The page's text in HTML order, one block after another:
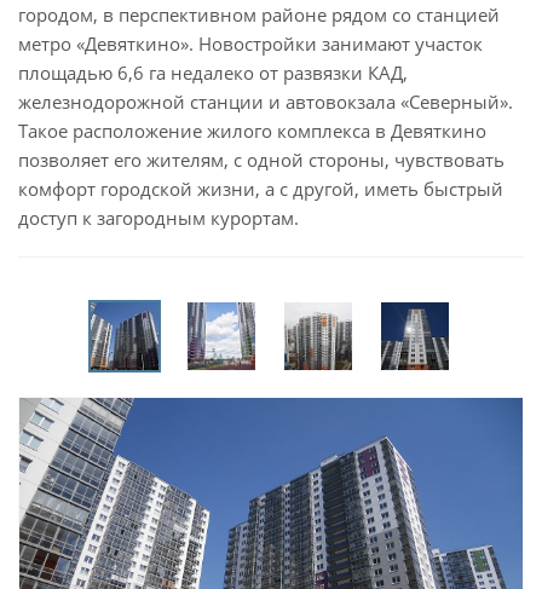
городом, в перспективном районе рядом со станцией
метро «Девяткино». Новостройки занимают участок
площадью 6,6 га недалеко от развязки КАД,
железнодорожной станции и автовокзала «Северный».
Такое расположение жилого комплекса в Девяткино
позволяет его жителям, с одной стороны, чувствовать
комфорт городской жизни, а с другой, иметь быстрый
доступ к загородным курортам.